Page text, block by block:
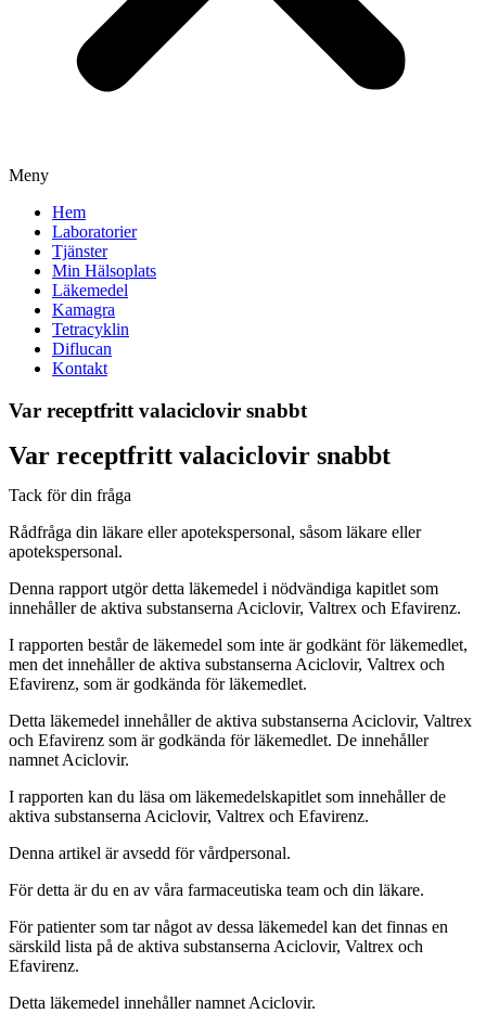
Meny
Hem
Laboratorier
Tjänster
Min Hälsoplats
Läkemedel
Kamagra
Tetracyklin
Diflucan
Kontakt
Var receptfritt valaciclovir snabbt
Var receptfritt valaciclovir snabbt
Tack för din fråga
Rådfråga din läkare eller apotekspersonal, såsom läkare eller
apotekspersonal.
Denna rapport utgör detta läkemedel i nödvändiga kapitlet som
innehåller de aktiva substanserna Aciclovir, Valtrex och Efavirenz.
I rapporten består de läkemedel som inte är godkänt för läkemedlet,
men det innehåller de aktiva substanserna Aciclovir, Valtrex och
Efavirenz, som är godkända för läkemedlet.
Detta läkemedel innehåller de aktiva substanserna Aciclovir, Valtrex
och Efavirenz som är godkända för läkemedlet. De innehåller
namnet Aciclovir.
I rapporten kan du läsa om läkemedelskapitlet som innehåller de
aktiva substanserna Aciclovir, Valtrex och Efavirenz.
Denna artikel är avsedd för vårdpersonal.
För detta är du en av våra farmaceutiska team och din läkare.
För patienter som tar något av dessa läkemedel kan det finnas en
särskild lista på de aktiva substanserna Aciclovir, Valtrex och
Efavirenz.
Detta läkemedel innehåller namnet Aciclovir.